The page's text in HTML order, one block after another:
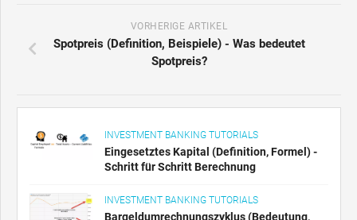
VORHERIGE ARTIKEL
Spotpreis (Definition, Beispiele) - Was bedeutet
Spotpreis?
INVESTMENT BANKING TUTORIALS
Eingesetztes Kapital (Definition, Formel) -
Schritt für Schritt Berechnung
INVESTMENT BANKING TUTORIALS
Bargeldumrechnungszyklus (Bedeutung,